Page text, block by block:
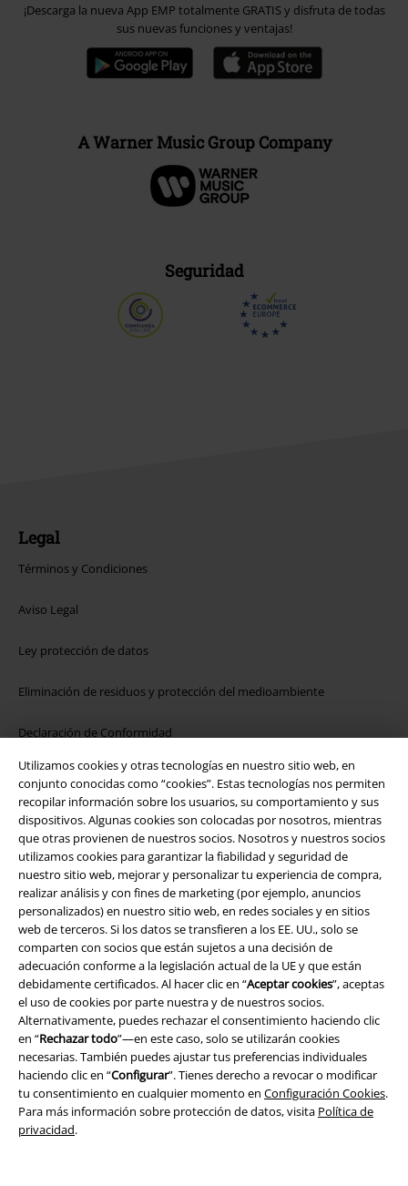
Utilizamos cookies y otras tecnologías en nuestro sitio web, en
conjunto conocidas como “cookies”. Estas tecnologías nos permiten
recopilar información sobre los usuarios, su comportamiento y sus
dispositivos. Algunas cookies son colocadas por nosotros, mientras
que otras provienen de nuestros socios. Nosotros y nuestros socios
utilizamos cookies para garantizar la fiabilidad y seguridad de
nuestro sitio web, mejorar y personalizar tu experiencia de compra,
realizar análisis y con fines de marketing (por ejemplo, anuncios
personalizados) en nuestro sitio web, en redes sociales y en sitios
web de terceros. Si los datos se transfieren a los EE. UU., solo se
comparten con socios que están sujetos a una decisión de
adecuación conforme a la legislación actual de la UE y que están
debidamente certificados. Al hacer clic en “Aceptar cookies”, aceptas
el uso de cookies por parte nuestra y de nuestros socios.
Alternativamente, puedes rechazar el consentimiento haciendo clic
en “Rechazar todo”—en este caso, solo se utilizarán cookies
necesarias. También puedes ajustar tus preferencias individuales
haciendo clic en “Configurar”. Tienes derecho a revocar o modificar
tu consentimiento en cualquier momento en Configuración Cookies.
Para más información sobre protección de datos, visita Política de
privacidad.
¡Descarga la nueva App EMP totalmente GRATIS y disfruta de todas
sus nuevas funciones y ventajas!
A Warner Music Group Company
Seguridad
Legal
Términos y Condiciones
Aviso Legal
Ley protección de datos
Eliminación de residuos y protección del medioambiente
Declaración de Conformidad
Información sobre accesibilidad
Configuración Cookies
Cancelar pedido
Todos los precios incluyen el IVA pero no losgastos de transporte
© 1986-2026 E.M.P. Merchandising HGmbH
Tiendas EMP online
EMP International
EMP France
EMP Deutschland